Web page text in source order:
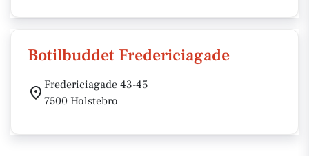
Botilbuddet Fredericiagade
Fredericiagade 43-45
7500 Holstebro